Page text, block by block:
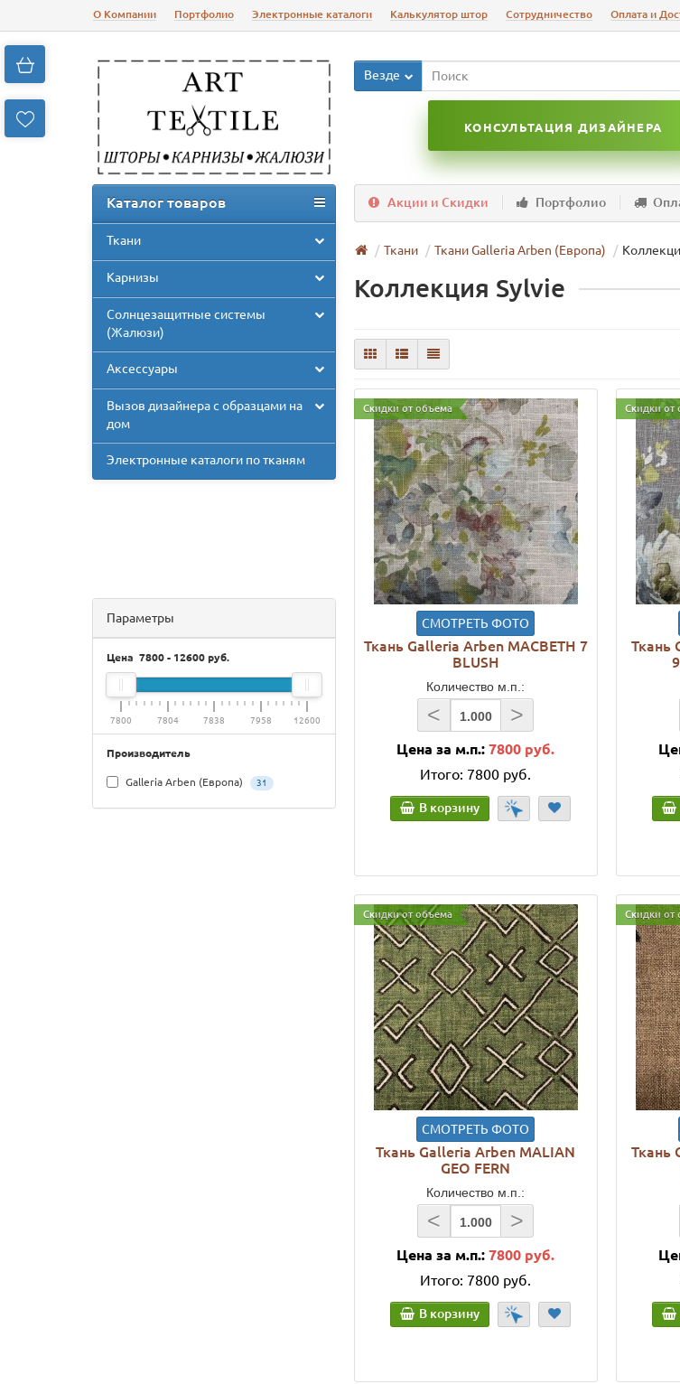
О Компании Портфолио Электронные каталоги Калькулятор штор Сотрудничество Оплата и
Везде
КОНСУЛЬТАЦИЯ ДИЗАЙНЕРА
Акции и Скидки Портфолио
Каталог товаров
Ткани
Карнизы
Солнцезащитные системы
(Жалюзи)
Аксессуары
Вызов дизайнера с образцами на
дом
Электронные каталоги по тканям
Ткани Ткани Galleria Arben (Европа)
Параметры
Цена 7800 - 12600 руб.
7800 7804 7838 7958 12600
Производитель
Galleria Arben (Европа) 31
Коллекция Sylvie
Скидки от объема
СМОТРЕТЬ ФОТО
Ткань Galleria Arben MACBETH 7
BLUSH
Количество м.п.:
< >
Цена за м.п.:7800 руб.
Итого: 7800 руб.
В корзину
Скидки от
Ткань
Скидки от объема
СМОТРЕТЬ ФОТО
Ткань Galleria Arben MALIAN
GEO FERN
Количество м.п.:
< >
Цена за м.п.:7800 руб.
Итого: 7800 руб.
В корзину
Скидки от
Ткань